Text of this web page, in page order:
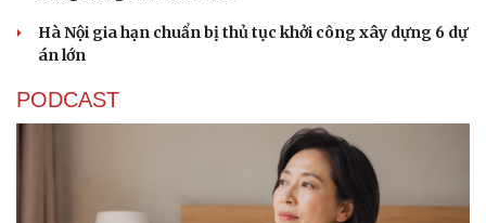
Hà Nội gia hạn chuẩn bị thủ tục khởi công xây dựng 6 dự
án lớn
PODCAST